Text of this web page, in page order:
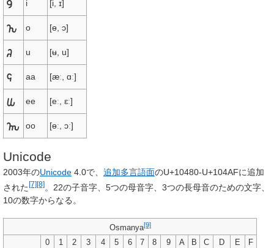
𐒘 i [i, ɪ]
𐒙 o [ɵ, ɔ]
𐒚 u [ʉ, u]
𐒛 aa [æː, ɑː]
𐒜 ee [eː, ɛː]
𐒝 oo [ɵː, ɔː]
Unicode
2003年のUnicode 4.0で、 追加多言語面のU+10480-U+104AFに追加
された [7][8] 。22の子音字、5つの母音字、3つの長母音のための文字、
10の数字からなる。
Osmanya[9]
0 1 2 3 4 5 6 7 8 9 A B C D E
F